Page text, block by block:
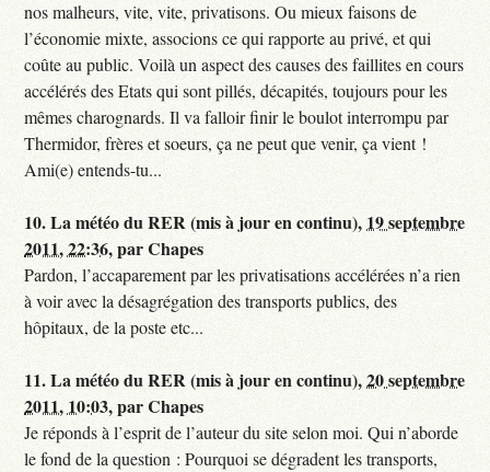
nos malheurs, vite, vite, privatisons. Ou mieux faisons de
l’économie mixte, associons ce qui rapporte au privé, et qui
coûte au public. Voilà un aspect des causes des faillites en cours
accélérés des Etats qui sont pillés, décapités, toujours pour les
mêmes charognards. Il va falloir finir le boulot interrompu par
Thermidor, frères et soeurs, ça ne peut que venir, ça vient !
Ami(e) entends-tu...
10.La météo du RER (mis à jour en continu), 19 septembre
2011, 22:36,parChapes
Pardon, l’accaparement par les privatisations accélérées n’a rien
à voir avec la désagrégation des transports publics, des
hôpitaux, de la poste etc...
11.La météo du RER (mis à jour en continu),20 septembre
2011, 10:03,parChapes
Je réponds à l’esprit de l’auteur du site selon moi. Qui n’aborde
le fond de la question : Pourquoi se dégradent les transports,